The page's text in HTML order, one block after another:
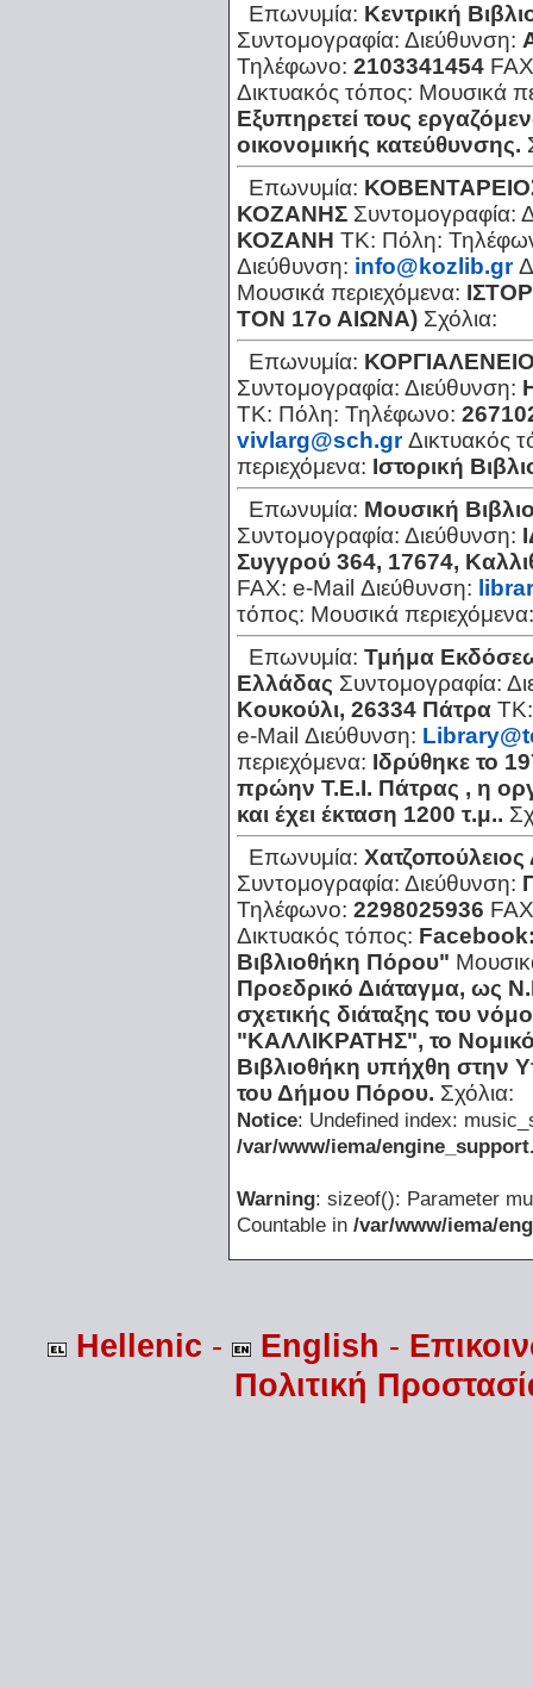
Επωνυμία: Κεντρική
Συντομογραφία: Διεύθυνση:
Τηλέφωνο: 2103341454
Δικτυακός τόπος: Μουσικά
Εξυπηρετεί τους
οικονομικής κατεύθυνσης.
Επωνυμία:
ΚΟΖΑΝΗΣ Συντομογραφία:
ΚΟΖΑΝΗ ΤΚ: Πόλη:
Διεύθυνση: info@kozlib.gr
Μουσικά περιεχόμενα:
ΤΟΝ 17ο ΑΙΩΝΑ) Σχόλια:
Επωνυμία:
Συντομογραφία: Διεύθυνση:
ΤΚ: Πόλη: Τηλέφωνο:
vivlarg@sch.gr Δικτυακός
περιεχόμενα: Ιστορική
Επωνυμία: Μουσική
Συντομογραφία: Διεύθυνση:
Συγγρού 364, 17674,
FAX: e-Mail Διεύθυνση:
τόπος: Μουσικά
Επωνυμία: Τμήμα
Ελλάδας Συντομογραφία:
Κουκούλι, 26334 Πάτρα
e-Mail Διεύθυνση:
περιεχόμενα: Ιδρύθηκε το
πρώην Τ.Ε.Ι. Πάτρας , η
και έχει έκταση 1200 τ.μ..
Επωνυμία:
Συντομογραφία: Διεύθυνση:
Τηλέφωνο: 2298025936
Δικτυακός τόπος:
Βιβλιοθήκη Πόρου"
Προεδρικό Διάταγμα, ως
σχετικής διάταξης του
"ΚΑΛΛΙΚΡΑΤΗΣ", το
Βιβλιοθήκη υπήχθη στην
του Δήμου Πόρου. Σχόλια:
Notice: Undefined index:
/var/www/iema/
Warning: sizeof(): Parameter
Countable in /var/www/iema/
Hellenic - English -
Πολιτική